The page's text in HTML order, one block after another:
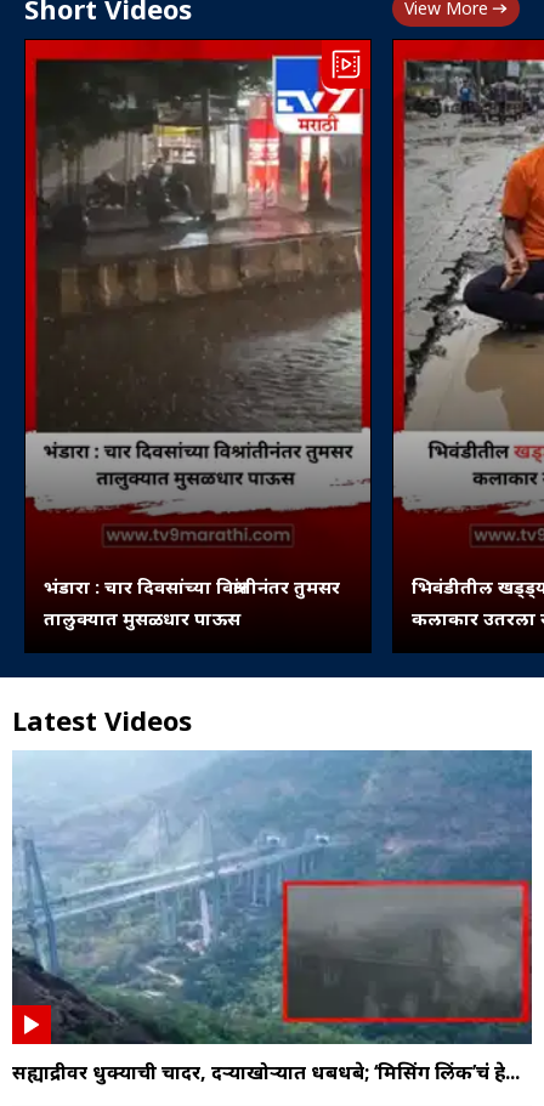
Short Videos View More
भंडारा : चार दिवसांच्या विश्रांतीनंतर तुमसर
तालुक्यात मुसळधार पाऊस
भिवंडीतील
कलाकार उतरला
Latest Videos
सह्याद्रीवर धुक्याची चादर, दऱ्याखोऱ्यात धबधबे; ‘मिसिंग लिंक’चं हे...